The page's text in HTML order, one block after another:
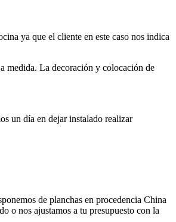
ya que el cliente en este caso nos indica
medida. La decoración y colocación de
un día en dejar instalado realizar
de planchas en procedencia China
o nos ajustamos a tu presupuesto con la